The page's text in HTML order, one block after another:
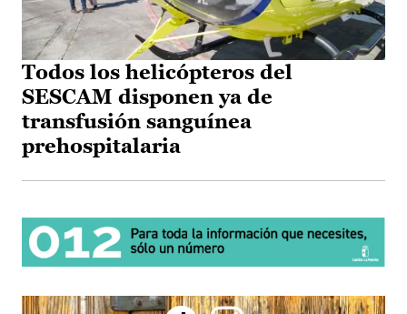
Todos los helicópteros del
SESCAM disponen ya de
transfusión sanguínea
prehospitalaria